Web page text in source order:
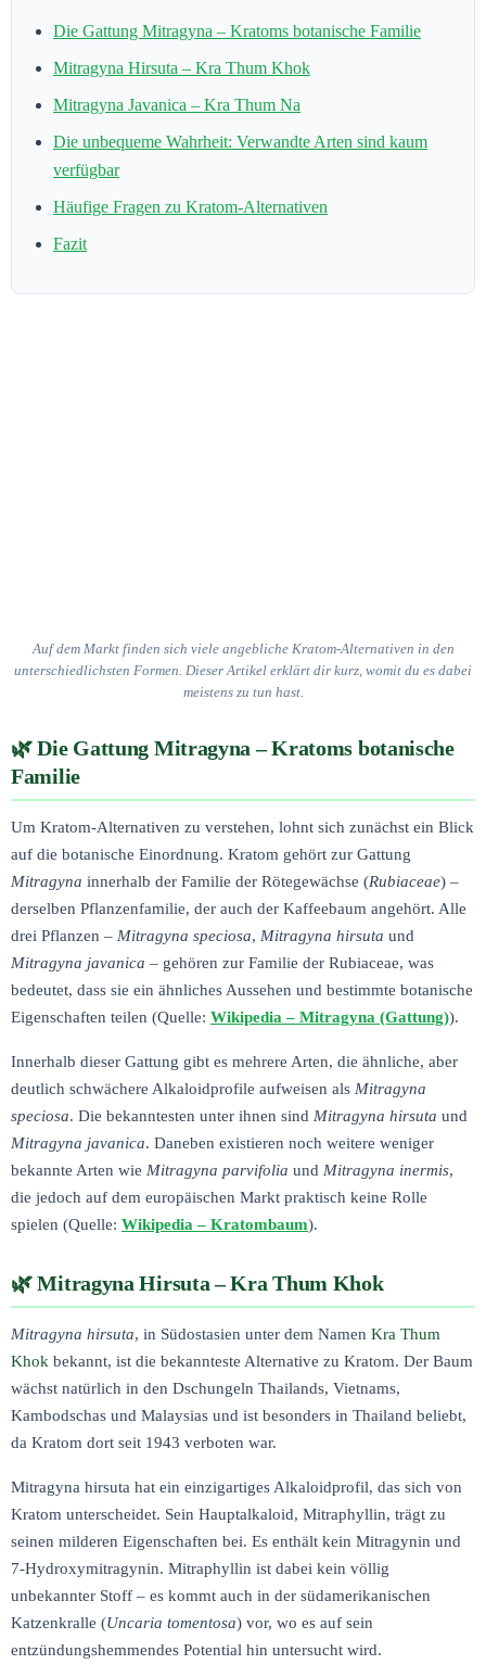
Die Gattung Mitragyna – Kratoms botanische Familie
Mitragyna Hirsuta – Kra Thum Khok
Mitragyna Javanica – Kra Thum Na
Die unbequeme Wahrheit: Verwandte Arten sind kaum
verfügbar
Häufige Fragen zu Kratom-Alternativen
Fazit
Auf dem Markt finden sich viele angebliche Kratom-Alternativen in den
unterschiedlichsten Formen. Dieser Artikel erklärt dir kurz, womit du es dabei
meistens zu tun hast.
Die Gattung Mitragyna – Kratoms botanische
Familie
Um Kratom-Alternativen zu verstehen, lohnt sich zunächst ein Blick
auf die botanische Einordnung. Kratom gehört zur Gattung
Mitragyna innerhalb der Familie der Rötegewächse (Rubiaceae) –
derselben Pflanzenfamilie, der auch der Kaffeebaum angehört. Alle
drei Pflanzen – Mitragyna speciosa, Mitragyna hirsuta und
Mitragyna javanica – gehören zur Familie der Rubiaceae, was
bedeutet, dass sie ein ähnliches Aussehen und bestimmte botanische
Eigenschaften teilen (Quelle: Wikipedia – Mitragyna (Gattung)).
Innerhalb dieser Gattung gibt es mehrere Arten, die ähnliche, aber
deutlich schwächere Alkaloidprofile aufweisen als Mitragyna
speciosa. Die bekanntesten unter ihnen sind Mitragyna hirsuta und
Mitragyna javanica. Daneben existieren noch weitere weniger
bekannte Arten wie Mitragyna parvifolia und Mitragyna inermis,
die jedoch auf dem europäischen Markt praktisch keine Rolle
spielen (Quelle: Wikipedia – Kratombaum).
Mitragyna Hirsuta – Kra Thum Khok
Mitragyna hirsuta, in Südostasien unter dem Namen Kra Thum
Khok bekannt, ist die bekannteste Alternative zu Kratom. Der Baum
wächst natürlich in den Dschungeln Thailands, Vietnams,
Kambodschas und Malaysias und ist besonders in Thailand beliebt,
da Kratom dort seit 1943 verboten war.
Mitragyna hirsuta hat ein einzigartiges Alkaloidprofil, das sich von
Kratom unterscheidet. Sein Hauptalkaloid, Mitraphyllin, trägt zu
seinen milderen Eigenschaften bei. Es enthält kein Mitragynin und
7-Hydroxymitragynin. Mitraphyllin ist dabei kein völlig
unbekannter Stoff – es kommt auch in der südamerikanischen
Katzenkralle (Uncaria tomentosa) vor, wo es auf sein
entzündungshemmendes Potential hin untersucht wird.